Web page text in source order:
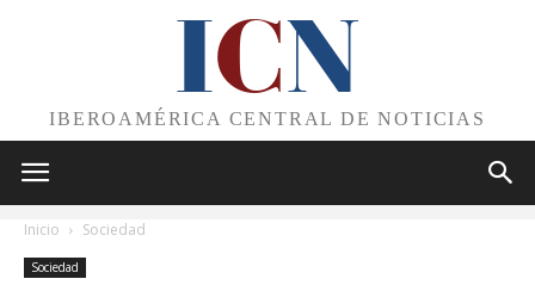
ICN
IBEROAMÉRICA CENTRAL DE NOTICIAS
Inicio Sociedad
Sociedad